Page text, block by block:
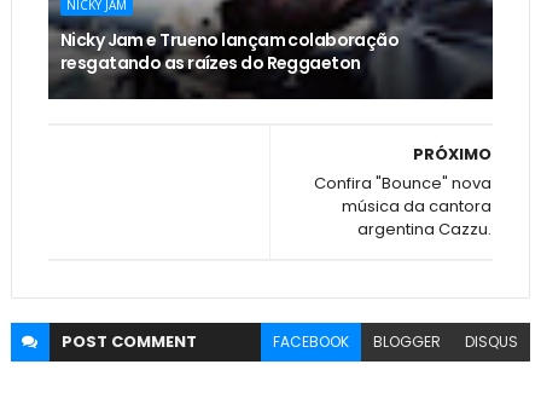
NICKY JAM
Nicky Jam e Trueno lançam colaboração
resgatando as raízes do Reggaeton
PRÓXIMO
Confira "Bounce" nova
música da cantora
argentina Cazzu.
POST COMMENT FACEBOOK BLOGGER DISQUS